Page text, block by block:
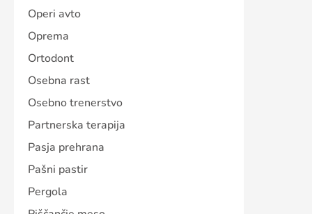
Operi avto
Oprema
Ortodont
Osebna rast
Osebno trenerstvo
Partnerska terapija
Pasja prehrana
Pašni pastir
Pergola